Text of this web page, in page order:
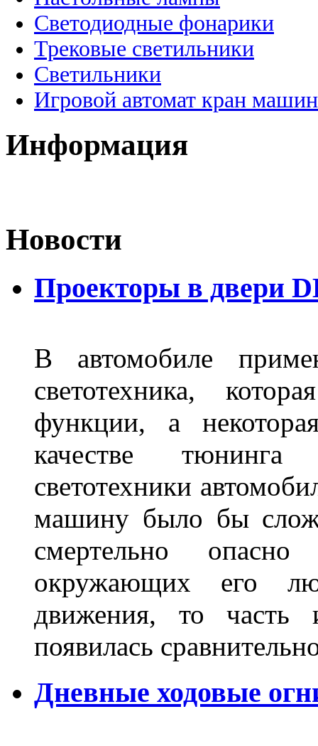
Светодиодные фонарики
Трековые светильники
Светильники
Игровой автомат кран
Информация
Новости
Проекторы в двери
В автомобиле
светотехника,
функции, а
качестве
светотехники
машину было бы
смертельно
окружающих его
движения, то часть
появилась
Дневные ходовые